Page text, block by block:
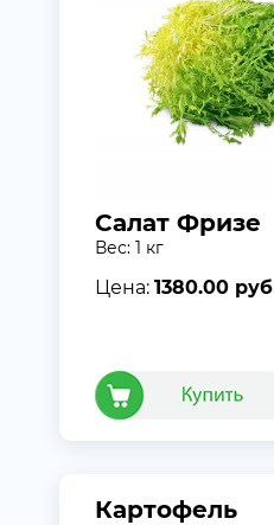
Салат Фризе
Вес: 1 кг
Цена: 1380.00 руб
Картофель